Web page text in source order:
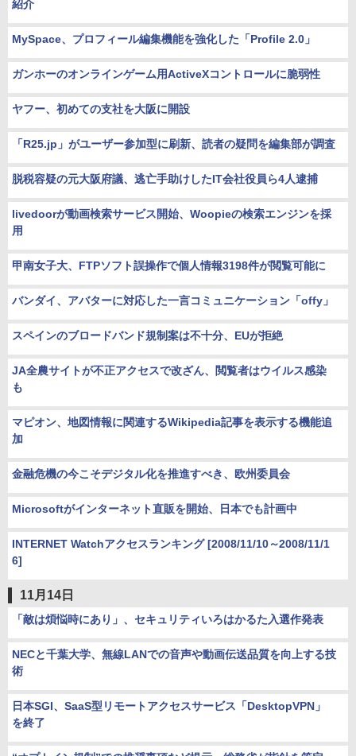
紹介
MySpace、プロフィール編集機能を強化した「Profile 2.0」
ガンホーのオンラインゲーム用ActiveXコントロールに脆弱性
ヤフー、初めての支社を大阪に開設
「R25.jp」がユーザー参加型に刷新、読者の疑問を編集部が調査
脱税容疑の元大阪府議、逃亡手助けしたIT会社役員ら4人逮捕
livedoorが動画検索サービス開始、Woopieの検索エンジンを採
用
甲南女子大、FTPソフト誤操作で個人情報3198件が閲覧可能に
バンダイ、アバターに対応した一言コミュニケーション「offy」
スペインのブロードバンド規制案は不十分、EUが拒絶
JA全農サイトが不正アクセスで改ざん、閲覧者はウイルス感染
も
マピオン、地図情報に関連するWikipedia記事を表示する機能追
加
金融危機の今こそデジタル化を推進すべき、欧州委員会
Microsoftがインターネット直販を開始、日本でも計画中
INTERNET Watchアクセスランキング [2008/11/10～2008/11/1
6]
11月14日
「敵は煩悩時にあり」、セキュリティいろはかるた入選作発表
NECと千葉大学、無線LANでの音声や動画伝送品質を向上する技
術
日本SGI、SaaS型リモートアクセスサービス「DesktopVPN」
を終了